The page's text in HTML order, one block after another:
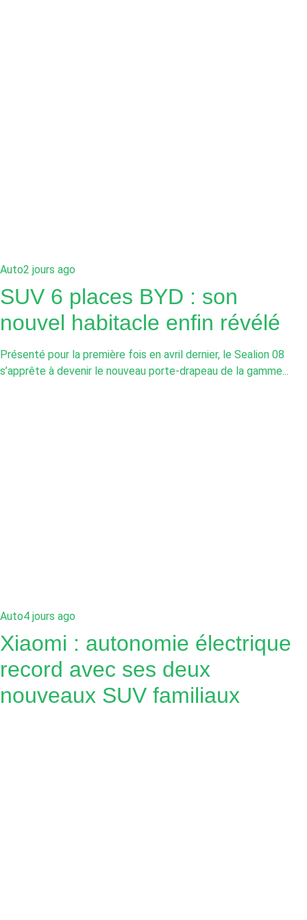
Auto2 jours ago
SUV 6 places BYD : son
nouvel habitacle enfin révélé
Présenté pour la première fois en avril dernier, le Sealion 08
s’apprête à devenir le nouveau porte-drapeau de la gamme...
Auto4 jours ago
Xiaomi : autonomie électrique
record avec ses deux
nouveaux SUV familiaux